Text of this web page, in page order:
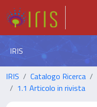
IRIS
IRIS Catalogo Ricerca
1.1 Articolo in rivista